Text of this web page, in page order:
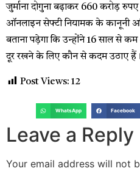
जुर्माना दोगुना बढ़ाकर 660 करोड़
ऑनलाइन सेफ्टी नियामक के कानूनी
बताना पड़ेगा कि उन्होंने 16 साल से
दूर रखने के लिए कौन से कदम उठाए हैं।
Post Views: 12
WhatsApp Facebook
Leave a Reply
Your email address will not